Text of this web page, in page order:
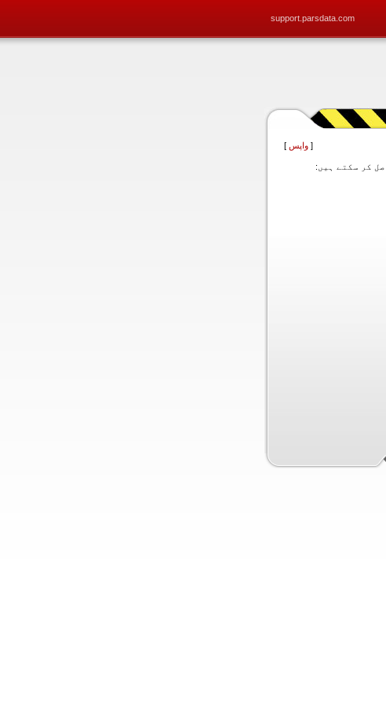
support.parsdata.com
[ واپس ]